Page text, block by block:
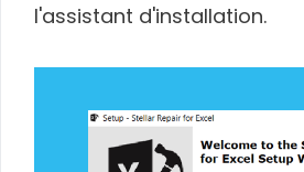
l'assistant d'installation.